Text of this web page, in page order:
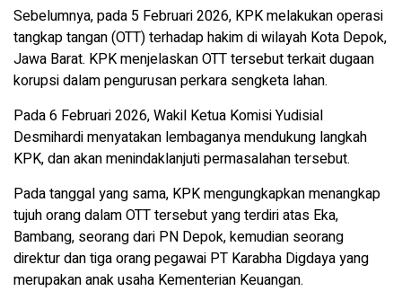
Sebelumnya, pada 5 Februari 2026, KPK melakukan operasi
tangkap tangan (OTT) terhadap hakim di wilayah Kota Depok,
Jawa Barat. KPK menjelaskan OTT tersebut terkait dugaan
korupsi dalam pengurusan perkara sengketa lahan.
Pada 6 Februari 2026, Wakil Ketua Komisi Yudisial
Desmihardi menyatakan lembaganya mendukung langkah
KPK, dan akan menindaklanjuti permasalahan tersebut.
Pada tanggal yang sama, KPK mengungkapkan menangkap
tujuh orang dalam OTT tersebut yang terdiri atas Eka,
Bambang, seorang dari PN Depok, kemudian seorang
direktur dan tiga orang pegawai PT Karabha Digdaya yang
merupakan anak usaha Kementerian Keuangan.